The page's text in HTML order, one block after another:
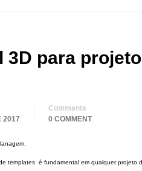
3D para
2017
Comments
0 COMMENT
templates é fundamental em qualquer projeto